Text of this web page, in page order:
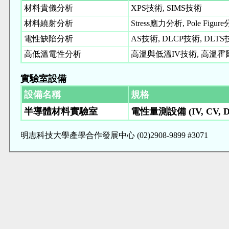
材料貴儀分析
XPS技術, SIMS技術
材料繞射分析
Stress應力分析, Pole Figure
電性缺陷分析
AS技術, DLCP技術, DLTS
高低溫電性分析
高溫與低溫IV技術, 高溫霍
實驗室設備
設備名稱
規格
半導體材料實驗室
電性量測設備 (IV, CV,
明志科技大學產學合作發展中心 (02)2908-9899 #3071